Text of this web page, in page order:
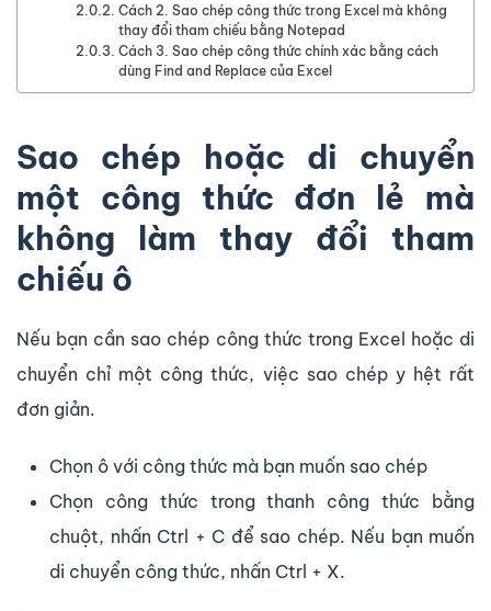
Cách 2. Sao chép công thức trong Excel mà không
thay đổi tham chiếu bằng Notepad
Cách 3. Sao chép công thức chính xác bằng cách
dùng Find and Replace của Excel
Sao chép hoặc di chuyển
một công thức đơn lẻ mà
không làm thay đổi tham
chiếu ô
Nếu bạn cần sao chép công thức trong Excel hoặc di
chuyển chỉ một công thức, việc sao chép y hệt rất
đơn giản.
Chọn ô với công thức mà bạn muốn sao chép
Chọn công thức trong thanh công thức bằng
chuột, nhấn Ctrl + C để sao chép. Nếu bạn muốn
di chuyển công thức, nhấn Ctrl + X.